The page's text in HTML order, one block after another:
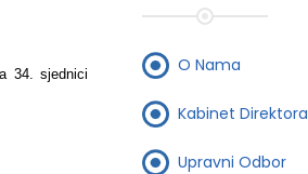
34. sjednici
O Nama
Kabinet Direktora
Upravni Odbor